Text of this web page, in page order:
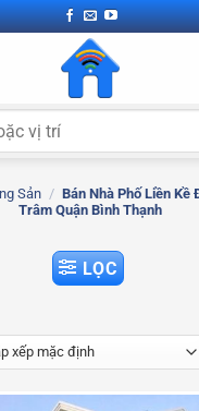
Sản / Bán Nhà Phố Liền
Trâm Quận Bình Thạnh
LỌC